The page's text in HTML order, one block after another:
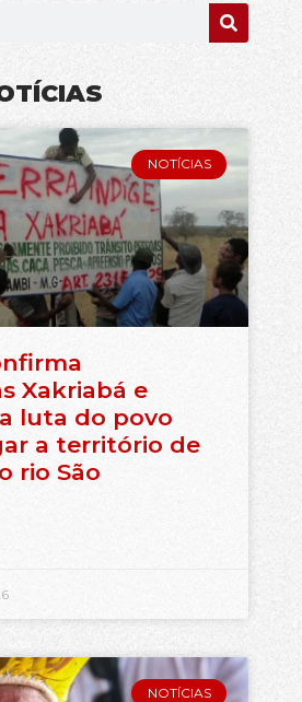
NOTÍCIAS
Xakriabá e
luta do povo
a território de
rio São
NOTÍCIAS